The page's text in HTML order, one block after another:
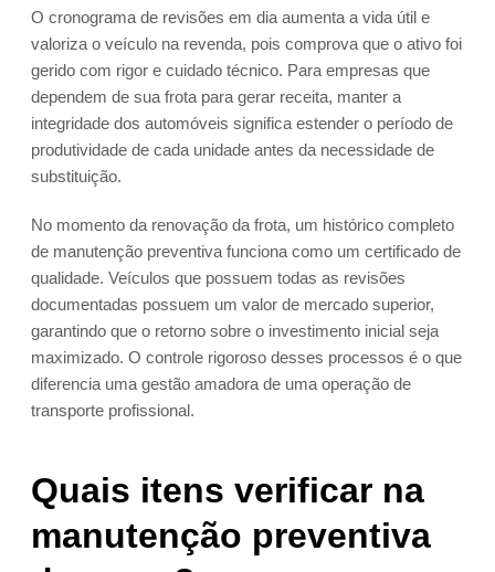
O cronograma de revisões em dia aumenta a vida útil e
valoriza o veículo na revenda, pois comprova que o ativo foi
gerido com rigor e cuidado técnico. Para empresas que
dependem de sua frota para gerar receita, manter a
integridade dos automóveis significa estender o período de
produtividade de cada unidade antes da necessidade de
substituição.
No momento da renovação da frota, um histórico completo
de manutenção preventiva funciona como um certificado de
qualidade. Veículos que possuem todas as revisões
documentadas possuem um valor de mercado superior,
garantindo que o retorno sobre o investimento inicial seja
maximizado. O controle rigoroso desses processos é o que
diferencia uma gestão amadora de uma operação de
transporte profissional.
Quais itens verificar na
manutenção preventiva